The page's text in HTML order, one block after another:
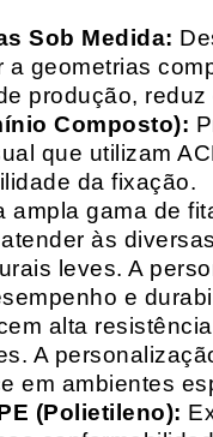
Sob Medida:
geometrias
produção,
Composto):
que utilizam
da fixação.
ampla gama de
às
leves. A
e
alta
A
em ambientes
(Polietileno):